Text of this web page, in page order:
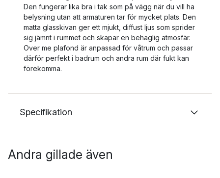
Den fungerar lika bra i tak som på vägg när du vill ha
belysning utan att armaturen tar för mycket plats. Den
matta glasskivan ger ett mjukt, diffust ljus som sprider
sig jämnt i rummet och skapar en behaglig atmosfär.
Over me plafond är anpassad för våtrum och passar
därför perfekt i badrum och andra rum där fukt kan
förekomma.
Specifikation
Andra gillade även